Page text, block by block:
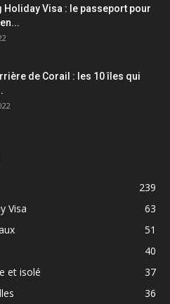
Holiday Visa : le passeport pour
de Corail : les 10 îles qui
239
Visa
63
51
40
et isolé
37
36